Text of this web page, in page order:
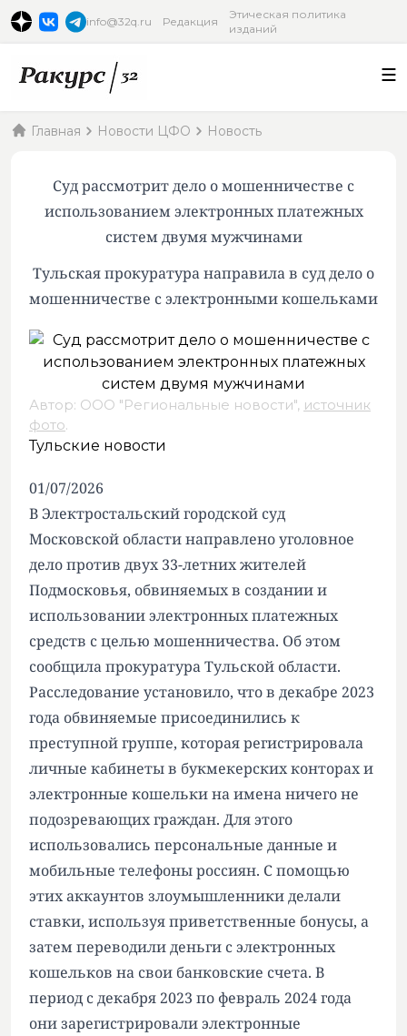
info@32q.ru Редакция
Этическая политика
изданий
Главная Новости ЦФО Новость
Суд рассмотрит дело о мошенничестве с
использованием электронных платежных
систем двумя мужчинами
Тульская прокуратура направила в суд дело о
мошенничестве с электронными кошельками
Автор: ООО "Региональные новости", источник
фото.
Тульские новости
01/07/2026
В Электростальский городской суд
Московской области направлено уголовное
дело против двух 33-летних жителей
Подмосковья, обвиняемых в создании и
использовании электронных платежных
средств с целью мошенничества. Об этом
сообщила прокуратура Тульской области.
Расследование установило, что в декабре 2023
года обвиняемые присоединились к
преступной группе, которая регистрировала
личные кабинеты в букмекерских конторах и
электронные кошельки на имена ничего не
подозревающих граждан. Для этого
использовались персональные данные и
мобильные телефоны россиян. С помощью
этих аккаунтов злоумышленники делали
ставки, используя приветственные бонусы, а
затем переводили деньги с электронных
кошельков на свои банковские счета. В
период с декабря 2023 по февраль 2024 года
они зарегистрировали электронные